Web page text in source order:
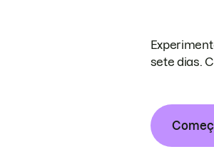
sete dias.